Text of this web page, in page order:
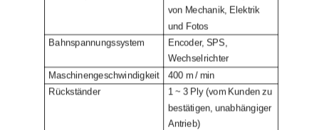
von Mechanik, Elektrik
und Fotos
Bahnspannungssystem
Encoder, SPS,
Wechselrichter
Maschinengeschwindigkeit
400 m / min
Rückständer
1 ~ 3 Ply (vom Kunden zu
bestätigen, unabhängiger
Antrieb)